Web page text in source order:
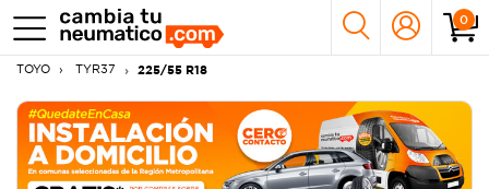
0
TOYO TYR37 225/55 R18